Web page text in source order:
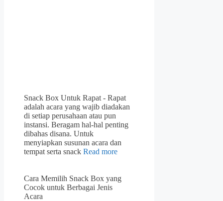
Snack Box Untuk Rapat - Rapat
adalah acara yang wajib diadakan
di setiap perusahaan atau pun
instansi. Beragam hal-hal penting
dibahas disana. Untuk
menyiapkan susunan acara dan
tempat serta snack Read more
Cara Memilih Snack Box yang
Cocok untuk Berbagai Jenis
Acara